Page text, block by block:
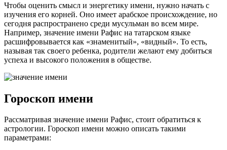
Чтобы оценить смысл и энергетику имени, нужно начать с
изучения его корней. Оно имеет арабское происхождение, но
сегодня распространено среди мусульман во всем мире.
Например, значение имени Рафис на татарском языке
расшифровывается как «знаменитый», «видный». То есть,
называя так своего ребенка, родители желают ему добиться
успеха и высокого положения в обществе.
Гороскоп имени
Рассматривая значение имени Рафис, стоит обратиться к
астрологии. Гороскоп имени можно описать такими
параметрами: